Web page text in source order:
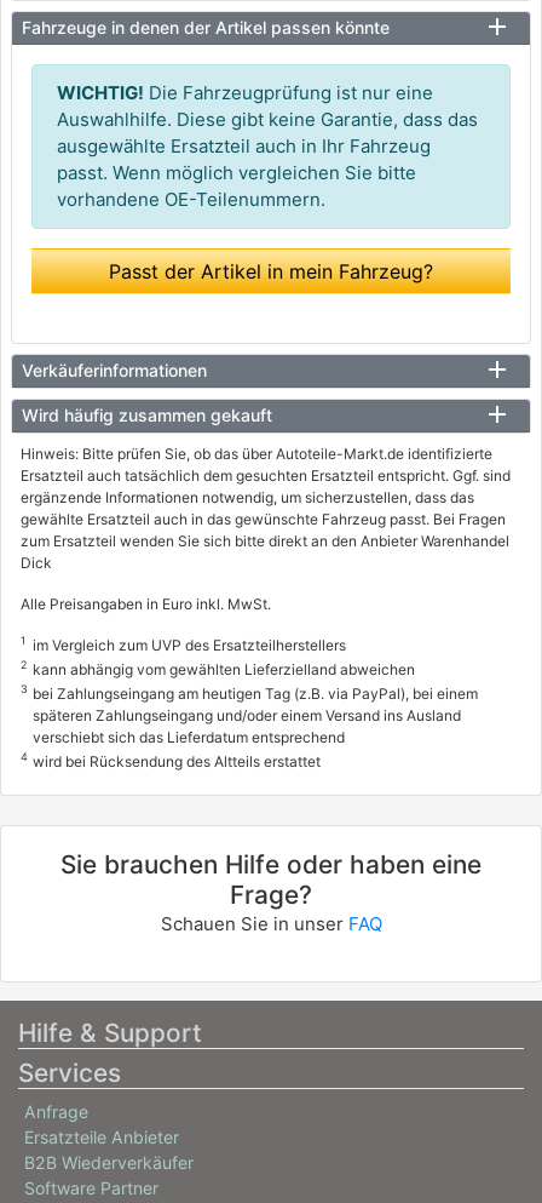
Fahrzeuge in denen der Artikel passen könnte
WICHTIG! Die Fahrzeugprüfung ist nur eine
Auswahlhilfe. Diese gibt keine Garantie, dass das
ausgewählte Ersatzteil auch in Ihr Fahrzeug
passt. Wenn möglich vergleichen Sie bitte
vorhandene OE-Teilenummern.
Passt der Artikel in mein Fahrzeug?
Verkäuferinformationen
Wird häufig zusammen gekauft
Hinweis: Bitte prüfen Sie, ob das über Autoteile-Markt.de identifizierte
Ersatzteil auch tatsächlich dem gesuchten Ersatzteil entspricht. Ggf. sind
ergänzende Informationen notwendig, um sicherzustellen, dass das
gewählte Ersatzteil auch in das gewünschte Fahrzeug passt. Bei Fragen
zum Ersatzteil wenden Sie sich bitte direkt an den Anbieter Warenhandel
Dick
Alle Preisangaben in Euro inkl. MwSt.
1 im Vergleich zum UVP des Ersatzteilherstellers
2 kann abhängig vom gewählten Lieferzielland abweichen
3 bei Zahlungseingang am heutigen Tag (z.B. via PayPal), bei einem
späteren Zahlungseingang und/oder einem Versand ins Ausland
verschiebt sich das Lieferdatum entsprechend
4 wird bei Rücksendung des Altteils erstattet
Sie brauchen Hilfe oder haben eine
Frage?
Schauen Sie in unser FAQ
Hilfe & Support
Services
Anfrage
Ersatzteile Anbieter
B2B Wiederverkäufer
Software Partner